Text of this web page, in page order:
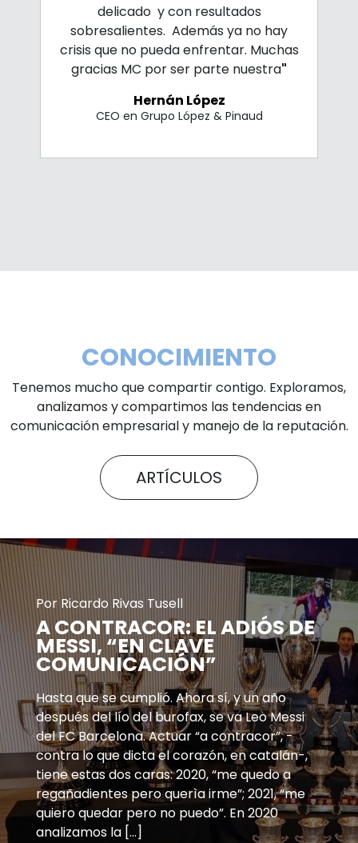
delicado y con resultados
sobresalientes. Además ya no hay
crisis que no pueda enfrentar. Muchas
gracias MC por ser parte nuestra"
Hernán López
CEO en Grupo López & Pinaud
CONOCIMIENTO
Tenemos mucho que compartir contigo. Exploramos,
analizamos y compartimos las tendencias en
comunicación empresarial y manejo de la reputación.
ARTÍCULOS
Por Ricardo Rivas Tusell
A CONTRACOR: EL ADIÓS DE
MESSI, “EN CLAVE
COMUNICACIÓN”
Hasta que se cumplió. Ahora sí, y un año
después del lío del burofax, se va Leo Messi
del FC Barcelona. Actuar “a contracor”, -
contra lo que dicta el corazón, en catalán-,
tiene estas dos caras: 2020, “me quedo a
regañadientes pero querìa irme”; 2021, “me
quiero quedar pero no puedo”. En 2020
analizamos la […]